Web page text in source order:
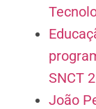
SNCT
João